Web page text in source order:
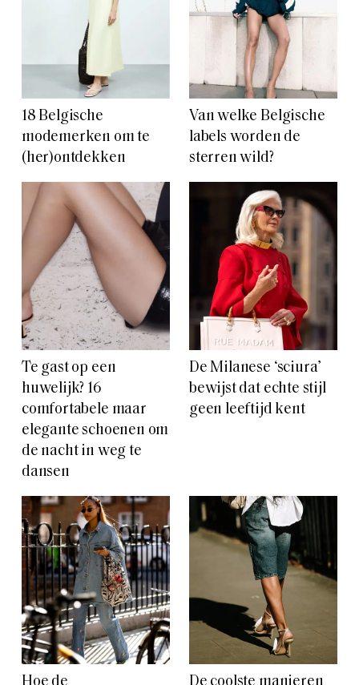
18 Belgische
modemerken om te
(her)ontdekken
Van welke Belgische
labels worden de
sterren wild?
Te gast op een
huwelijk? 16
comfortabele maar
elegante schoenen om
de nacht in weg te
dansen
De Milanese ‘sciura’
bewijst dat echte stijl
geen leeftijd kent